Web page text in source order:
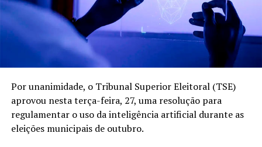
Por unanimidade, o Tribunal Superior Eleitoral (TSE)
aprovou nesta terça-feira, 27, uma resolução para
regulamentar o uso da inteligência artificial durante as
eleições municipais de outubro.